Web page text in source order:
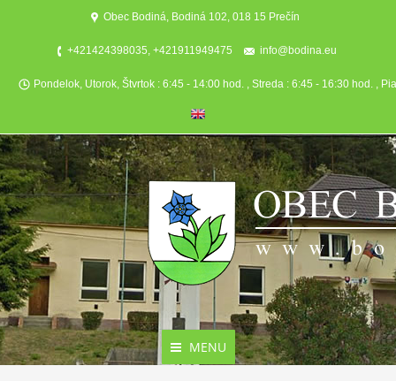
Obec Bodiná, Bodiná 102, 018 15 Prečín
+421424398035, +421911949475 info@bodina.eu
Pondelok, Utorok, Štvrtok : 6:45 - 14:00 hod. , Streda : 6:45 - 16:30 hod. ,
MENU